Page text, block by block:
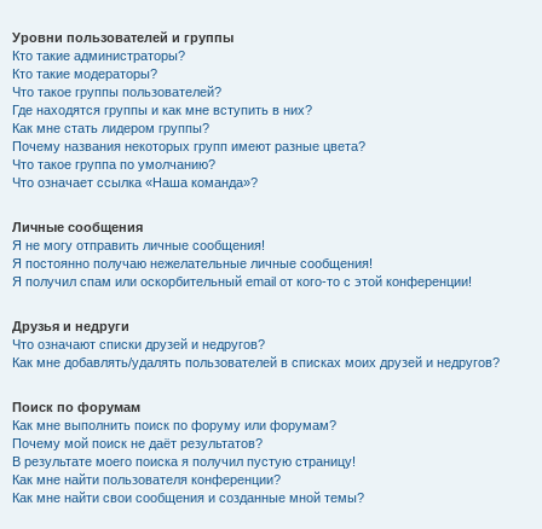
Уровни пользователей и группы
Кто такие администраторы?
Кто такие модераторы?
Что такое группы пользователей?
Где находятся группы и как мне вступить в них?
Как мне стать лидером группы?
Почему названия некоторых групп имеют разные цвета?
Что такое группа по умолчанию?
Что означает ссылка «Наша команда»?
Личные сообщения
Я не могу отправить личные сообщения!
Я постоянно получаю нежелательные личные сообщения!
Я получил спам или оскорбительный email от кого-то с этой конференции!
Друзья и недруги
Что означают списки друзей и недругов?
Как мне добавлять/удалять пользователей в списках моих друзей и недругов?
Поиск по форумам
Как мне выполнить поиск по форуму или форумам?
Почему мой поиск не даёт результатов?
В результате моего поиска я получил пустую страницу!
Как мне найти пользователя конференции?
Как мне найти свои сообщения и созданные мной темы?